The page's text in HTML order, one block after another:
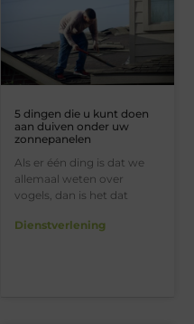
5 dingen die u kunt doen
aan duiven onder uw
zonnepanelen
Als er één ding is dat we
allemaal weten over
vogels, dan is het dat
Dienstverlening